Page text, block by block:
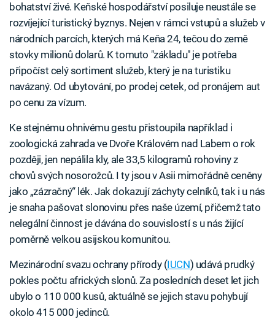
bohatství živé. Keňské hospodářství posiluje neustále se
rozvíjející turistický byznys. Nejen v rámci vstupů a služeb v
národních parcích, kterých má Keňa 24, tečou do země
stovky milionů dolarů. K tomuto "základu" je potřeba
připočíst celý sortiment služeb, který je na turistiku
navázaný. Od ubytování, po prodej cetek, od pronájem aut
po cenu za vízum.
Ke stejnému ohnivému gestu přistoupila například i
zoologická zahrada ve Dvoře Královém nad Labem o rok
později, jen nepálila kly, ale 33,5 kilogramů rohoviny z
chovů svých nosorožců. I ty jsou v Asii mimořádně ceněny
jako „zázračný“ lék. Jak dokazují záchyty celníků, tak i u nás
je snaha pašovat slonovinu přes naše území, přičemž tato
nelegální činnost je dávána do souvislostí s u nás žijící
poměrně velkou asijskou komunitou.
Mezinárodní svazu ochrany přírody (IUCN) udává prudký
pokles počtu afrických slonů. Za posledních deset let jich
ubylo o 110 000 kusů, aktuálně se jejich stavu pohybují
okolo 415 000 jedinců.